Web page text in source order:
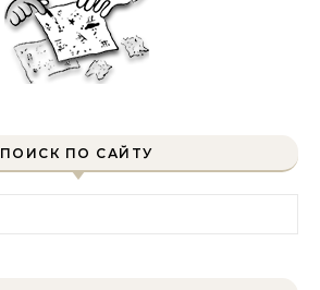
ПОИСК ПО САЙТУ